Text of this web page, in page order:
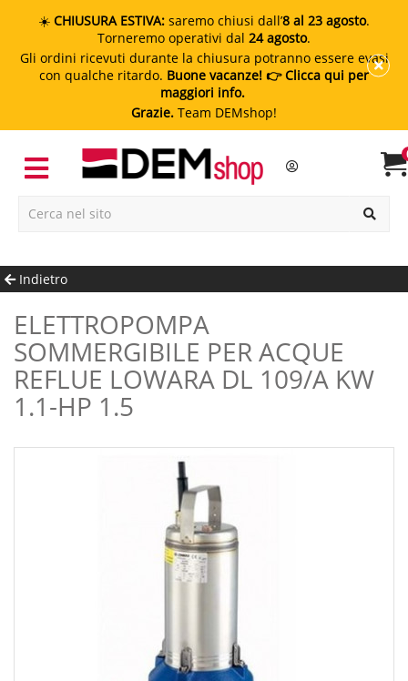
☀️ CHIUSURA ESTIVA: saremo chiusi dall’8 al 23 agosto.
Torneremo operativi dal 24 agosto.
Gli ordini ricevuti durante la chiusura potranno essere evasi
con qualche ritardo. Buone vacanze! 👉 Clicca qui per
maggiori info.
Grazie. Team DEMshop!
Indietro
ELETTROPOMPA
SOMMERGIBILE PER ACQUE
REFLUE LOWARA DL 109/A KW
1.1-HP 1.5